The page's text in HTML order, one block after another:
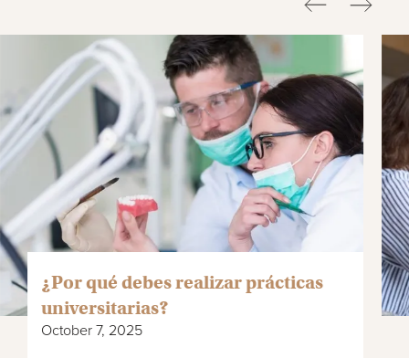
¿Por qué debes realizar prácticas
universitarias?
October 7, 2025